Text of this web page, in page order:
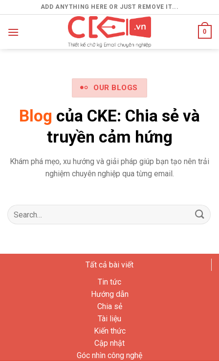
to
content
ADD ANYTHING HERE OR JUST REMOVE IT...
0
OUR BLOGS
Blog của CKE: Chia sẻ và
truyền cảm hứng
Khám phá mẹo, xu hướng và giải pháp giúp bạn tạo nên trải
nghiệm chuyên nghiệp qua từng email.
Search
for:
Tất cả bài viết
Tin tức
Hướng dẫn
Chia sẻ
Tài liệu
Kiến thức
Cập nhật
Góc nhìn công nghệ